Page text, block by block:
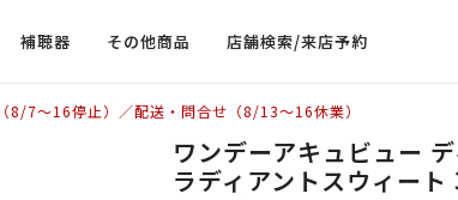
補聴器 その他商品 店舗検索/来店予約
8/7〜16停止）／配送・問合せ（8/13〜16休業）
ワンデーアキュビュー
ラディアントスウィー